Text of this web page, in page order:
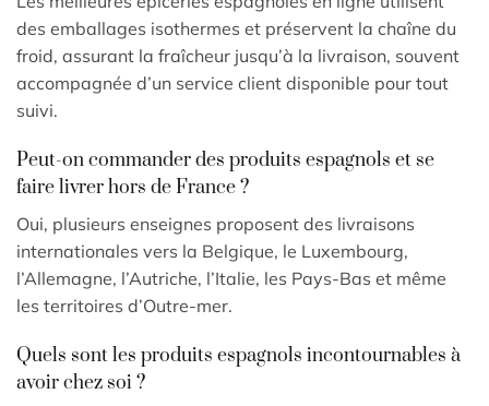
des emballages isothermes et préservent la chaîne du
froid, assurant la fraîcheur jusqu’à la livraison, souvent
accompagnée d’un service client disponible pour tout
suivi.
Peut-on commander des produits espagnols et se
faire livrer hors de France ?
Oui, plusieurs enseignes proposent des livraisons
internationales vers la Belgique, le Luxembourg,
l’Allemagne, l’Autriche, l’Italie, les Pays-Bas et même
les territoires d’Outre-mer.
Quels sont les produits espagnols incontournables à
avoir chez soi ?